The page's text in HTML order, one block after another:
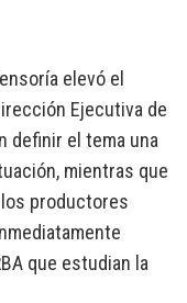
elevó el
Ejecutiva de
definir el tema una
mientras que
productores
que estudian la